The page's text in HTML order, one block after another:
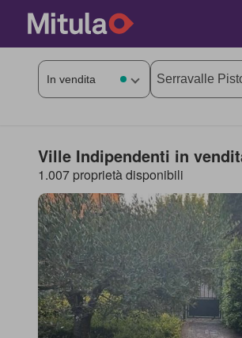
Ville Indipendenti in
1.007 proprietà disponibili